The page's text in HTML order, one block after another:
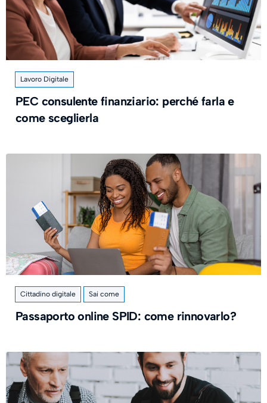
Lavoro Digitale
PEC consulente finanziario: perché farla e
come sceglierla
Cittadino digitale Sai come
Passaporto online SPID: come rinnovarlo?